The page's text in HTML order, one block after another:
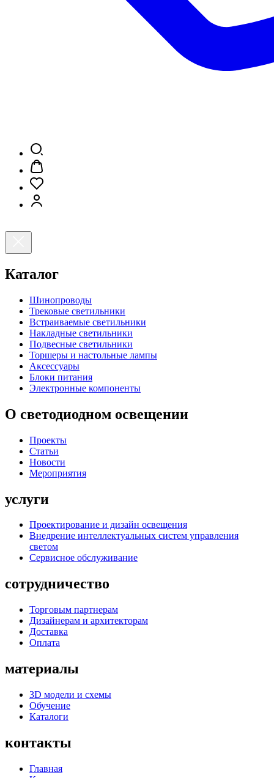
Каталог
Шинопроводы
Трековые светильники
Встраиваемые светильники
Накладные светильники
Подвесные светильники
Торшеры и настольные лампы
Аксессуары
Блоки питания
Электронные компоненты
О светодиодном освещении
Проекты
Статьи
Новости
Мероприятия
услуги
Проектирование и дизайн освещения
Внедрение интеллектуальных систем управления
светом
Сервисное обслуживание
сотрудничество
Торговым партнерам
Дизайнерам и архитекторам
Доставка
Оплата
материалы
3D модели и схемы
Обучение
Каталоги
контакты
Главная